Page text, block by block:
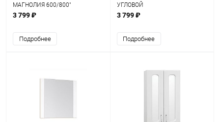
МАГНОЛИЯ 600/800"
800х600х240**
3 799 ₽
Подробнее
УГЛОВОЙ
3 799 ₽
Подробнее